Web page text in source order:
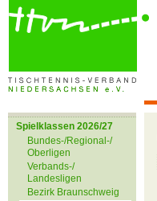
Spielklassen 2026/27
Bundes-/Regional-/
Oberligen
Verbands-/
Landesligen
Bezirk Braunschweig